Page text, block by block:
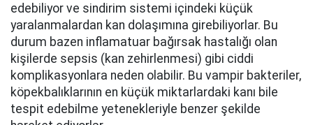
edebiliyor ve sindirim sistemi içindeki küçük
yaralanmalardan kan dolaşımına girebiliyorlar. Bu
durum bazen inflamatuar bağırsak hastalığı olan
kişilerde sepsis (kan zehirlenmesi) gibi ciddi
komplikasyonlara neden olabilir. Bu vampir bakteriler,
köpekbalıklarının en küçük miktarlardaki kanı bile
tespit edebilme yetenekleriyle benzer şekilde